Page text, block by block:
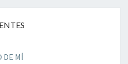
DE MÍ